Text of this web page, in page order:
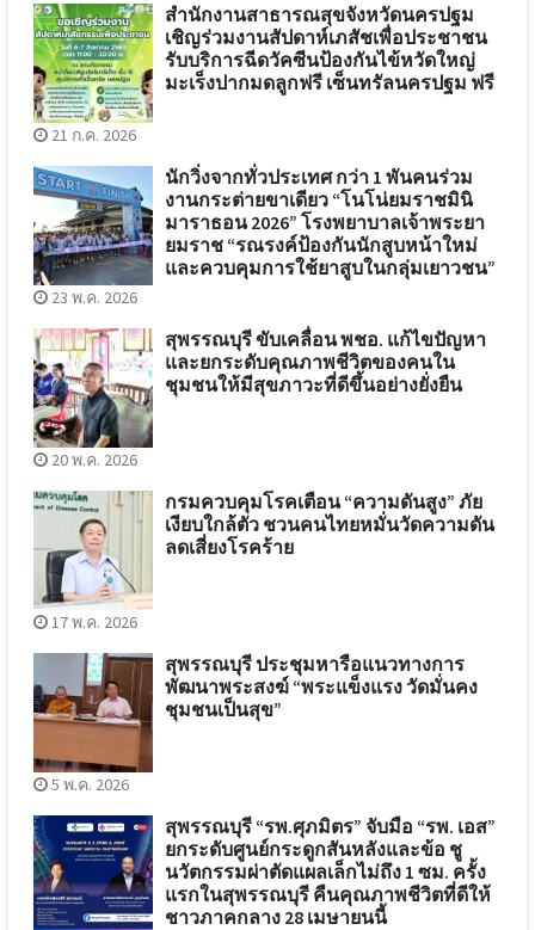
สำนักงานสาธารณสุขจังหวัดนครปฐม
เชิญร่วมงานสัปดาห์เภสัชเพื่อประชาชน
รับบริการฉีดวัคซีนป้องกันไข้หวัดใหญ่
มะเร็งปากมดลูกฟรี เซ็นทรัลนครปฐม ฟรี
21 ก.ค. 2026
นักวิ่งจากทั่วประเทศ กว่า 1 พันคนร่วม
งานกระต่ายขาเดียว “โนโน่ยมราชมินิ
มาราธอน 2026” โรงพยาบาลเจ้าพระยา
ยมราช “รณรงค์ป้องกันนักสูบหน้าใหม่
และควบคุมการใช้ยาสูบในกลุ่มเยาวชน”
23 พ.ค. 2026
สุพรรณบุรี ขับเคลื่อน พชอ. แก้ไขปัญหา
และยกระดับคุณภาพชีวิตของคนใน
ชุมชนให้มีสุขภาวะที่ดีขึ้นอย่างยั่งยืน
20 พ.ค. 2026
กรมควบคุมโรคเตือน “ความดันสูง” ภัย
เงียบใกล้ตัว ชวนคนไทยหมั่นวัดความดัน
ลดเสี่ยงโรคร้าย
17 พ.ค. 2026
สุพรรณบุรี ประชุมหารือแนวทางการ
พัฒนาพระสงฆ์ “พระแข็งแรง วัดมั่นคง
ชุมชนเป็นสุข”
5 พ.ค. 2026
สุพรรณบุรี “รพ.ศุภมิตร” จับมือ “รพ. เอส”
ยกระดับศูนย์กระดูกสันหลังและข้อ ชู
นวัตกรรมผ่าตัดแผลเล็กไม่ถึง 1 ซม. ครั้ง
แรกในสุพรรณบุรี คืนคุณภาพชีวิตที่ดีให้
ชาวภาคกลาง 28 เมษายนนี้